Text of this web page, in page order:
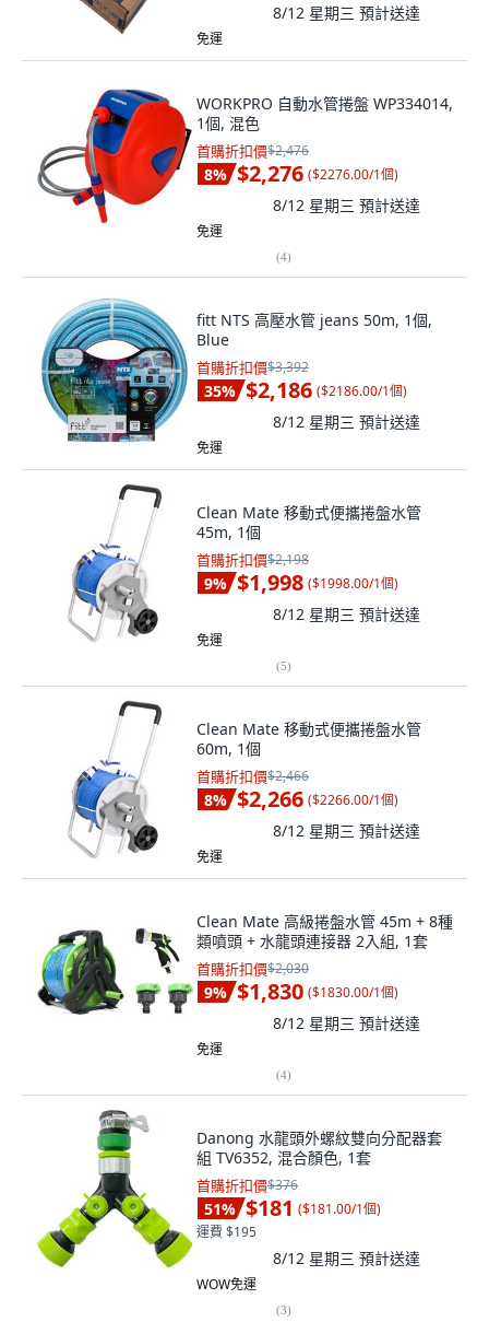
8/12 星期三 預計送達
免運
WORKPRO 自動水管捲盤 WP334014,
1個, 混色
首購折扣價$2,476
8% $2,276 ($2276.00/1個)
8/12 星期三 預計送達
免運
(4)
fitt NTS 高壓水管 jeans 50m, 1個,
Blue
首購折扣價$3,392
35% $2,186 ($2186.00/1個)
8/12 星期三 預計送達
免運
Clean Mate 移動式便攜捲盤水管
45m, 1個
首購折扣價$2,198
9% $1,998 ($1998.00/1個)
8/12 星期三 預計送達
免運
(5)
Clean Mate 移動式便攜捲盤水管
60m, 1個
首購折扣價$2,466
8% $2,266 ($2266.00/1個)
8/12 星期三 預計送達
免運
Clean Mate 高級捲盤水管 45m + 8種
類噴頭 + 水龍頭連接器 2入組, 1套
首購折扣價$2,030
9% $1,830 ($1830.00/1個)
8/12 星期三 預計送達
免運
(4)
Danong 水龍頭外螺紋雙向分配器套
組 TV6352, 混合顏色, 1套
首購折扣價$376
51% $181 ($181.00/1個)
運費 $195
8/12 星期三 預計送達
WOW免運
(3)